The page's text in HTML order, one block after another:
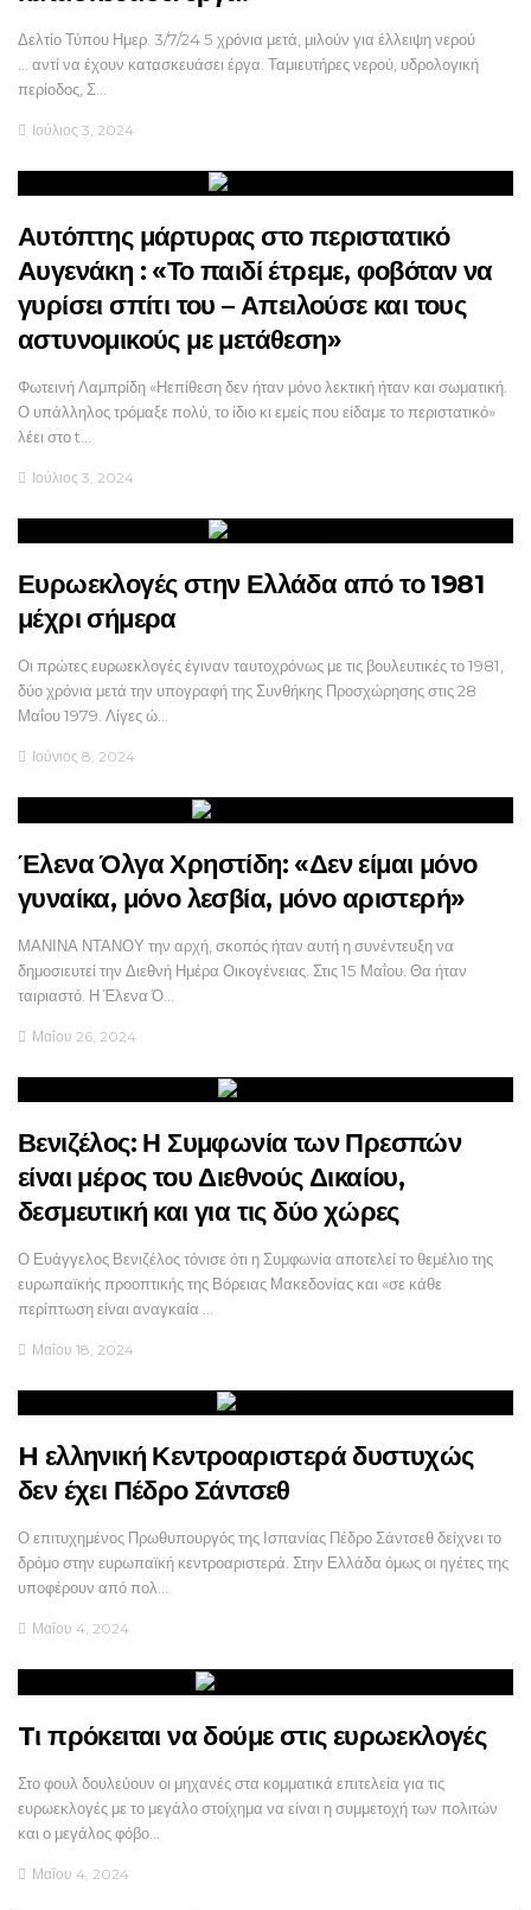
Δελτίο Τύπου Ημερ. 3/7/24 5 χρόνια μετά, μιλούν για έλλειψη νερού
… αντί να έχουν κατασκευάσει έργα. Ταμιευτήρες νερού, υδρολογική
περίοδος, Σ…
Ιούλιος 3, 2024
Αυτόπτης μάρτυρας στο περιστατικό
Αυγενάκη : «Το παιδί έτρεμε, φοβόταν να
γυρίσει σπίτι του – Απειλούσε και τους
αστυνομικούς με μετάθεση»
Φωτεινή Λαμπρίδη «Ηεπίθεση δεν ήταν μόνο λεκτική ήταν και σωματική.
Ο υπάλληλος τρόμαξε πολύ, το ίδιο κι εμείς που είδαμε το περιστατικό»
λέει στο t…
Ιούλιος 3, 2024
Ευρωεκλογές στην Ελλάδα από το 1981
μέχρι σήμερα
Οι πρώτες ευρωεκλογές έγιναν ταυτοχρόνως με τις βουλευτικές το 1981,
δύο χρόνια μετά την υπογραφή της Συνθήκης Προσχώρησης στις 28
Μαΐου 1979. Λίγες ώ…
Ιούνιος 8, 2024
Έλενα Όλγα Χρηστίδη: «Δεν είμαι μόνο
γυναίκα, μόνο λεσβία, μόνο αριστερή»
ΜΑΝΙΝΑ ΝΤΑΝΟΥ την αρχή, σκοπός ήταν αυτή η συνέντευξη να
δημοσιευτεί την Διεθνή Ημέρα Οικογένειας. Στις 15 Μαΐου. Θα ήταν
ταιριαστό. Η Έλενα Ό…
Μαΐου 26, 2024
Βενιζέλος: Η Συμφωνία των Πρεσπών
είναι μέρος του Διεθνούς Δικαίου,
δεσμευτική και για τις δύο χώρες
Ο Ευάγγελος Βενιζέλος τόνισε ότι η Συμφωνία αποτελεί το θεμέλιο της
ευρωπαϊκής προοπτικής της Βόρειας Μακεδονίας και «σε κάθε
περίπτωση είναι αναγκαία …
Μαΐου 18, 2024
H ελληνική Κεντροαριστερά δυστυχώς
δεν έχει Πέδρο Σάντσεθ
Ο επιτυχημένος Πρωθυπουργός της Ισπανίας Πέδρο Σάντσεθ δείχνει το
δρόμο στην ευρωπαϊκή κεντροαριστερά. Στην Ελλάδα όμως οι ηγέτες της
υποφέρουν από πολ…
Μαΐου 4, 2024
Tι πρόκειται να δούμε στις ευρωεκλογές
Στο φουλ δουλεύουν οι μηχανές στα κομματικά επιτελεία για τις
ευρωεκλογές με το μεγάλο στοίχημα να είναι η συμμετοχή των πολιτών
και ο μεγάλος φόβο…
Μαΐου 4, 2024